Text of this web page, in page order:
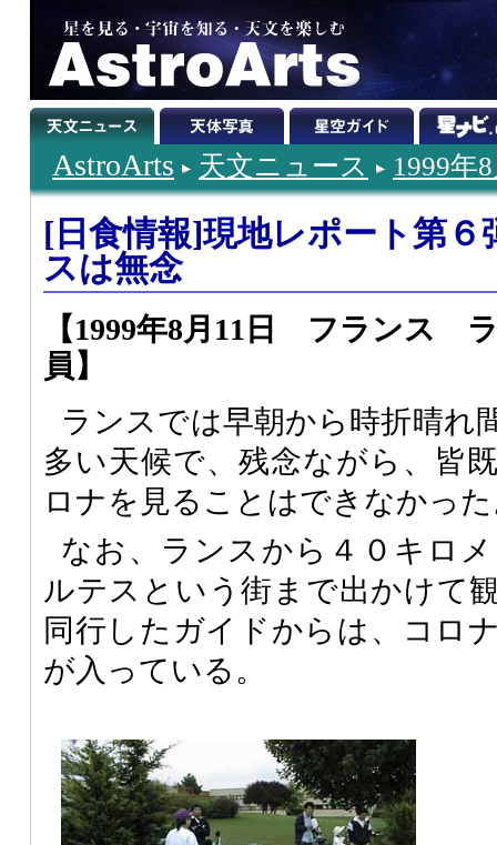
AstroArts 天文ニュース 1999年
[日食情報]現地レポート第
スは無念
【1999年8月11日 フランス
員】
ランスでは早朝から時折晴れ
多い天候で、残念ながら、皆
ロナを見ることはできなかっ
なお、ランスから４０キロ
ルテスという街まで出かけて
同行したガイドからは、コロ
が入っている。